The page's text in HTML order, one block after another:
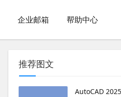
企业邮箱 帮助中心
推荐图文
AutoCAD